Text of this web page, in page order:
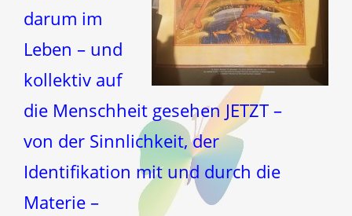
darum im
Leben – und
kollektiv auf
die Menschheit gesehen JETZT –
von der Sinnlichkeit, der
Identifikation mit und durch die
Materie –